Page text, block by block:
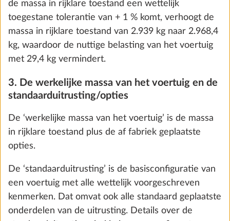
1,5 kg
€ 322
Toevoegen
5. De nuttige belasting en de minimale nuttige
belasting
De ‘nuttige belasting’ bij kampeerauto‘s en
toelaatbare maximummassa in geladen toestand en
de massa in rijklare toestand, verhoogd met de
massa van de passagiers en de massa van de opties.
De nuttige belasting bij caravans wordt berekend
door van de technisch toelaatbare maximummassa
de massa in rijklare toestand en de massa van de
opties af te trekken.
De Uitvoeringsverordening (EU) 2021/535 bepaalt
voor de door HOBBY gebouwde voertuigen een